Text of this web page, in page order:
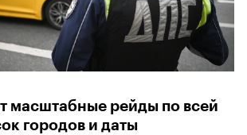
масштабные рейды по всей
городов и даты